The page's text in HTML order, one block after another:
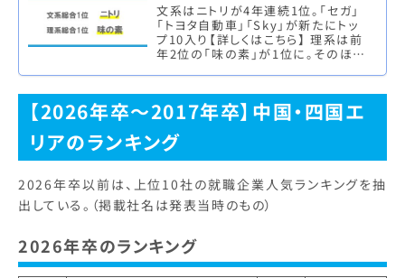
文系はニトリが4年連続1位。「セガ」
「トヨタ自動車」「Sky」が新たにトッ
プ10入り【詳しくはこちら】 理系は前
年2位の「味の素」が1位に。そのほか
【2026年卒～2017年卒】中国・四国エ
リアのランキング
2026年卒以前は、上位10社の就職企業人気ランキングを抽
出している。（掲載社名は発表当時のもの）
2026年卒のランキング